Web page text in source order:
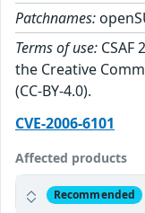
Patchnames:
Terms of use: CSAF
the Creative
(CC-BY-4.0).
CVE-2006-6101
Affected products
Recommended